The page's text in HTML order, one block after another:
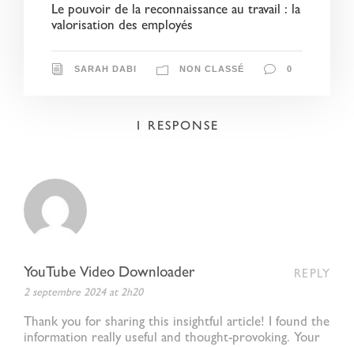
Le pouvoir de la reconnaissance au travail : la
valorisation des employés
SARAH DABI NON CLASSÉ 0
1 RESPONSE
YouTube Video Downloader
2 septembre 2024 at 2h20
REPLY
Thank you for sharing this insightful article! I found the
information really useful and thought-provoking. Your